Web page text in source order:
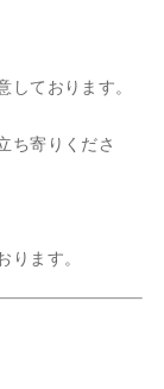
しております。
ち寄りくださ
ります。